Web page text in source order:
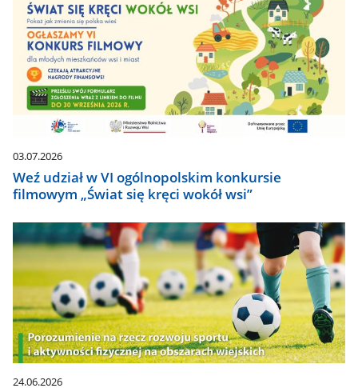
03.07.2026
Weź udział w VI ogólnopolskim konkursie
filmowym „Świat się kręci wokół wsi”
24.06.2026